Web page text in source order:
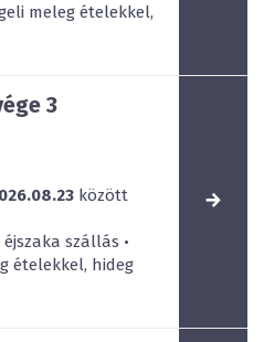
meleg ételekkel,
3
között
szállás •
ételekkel, hideg